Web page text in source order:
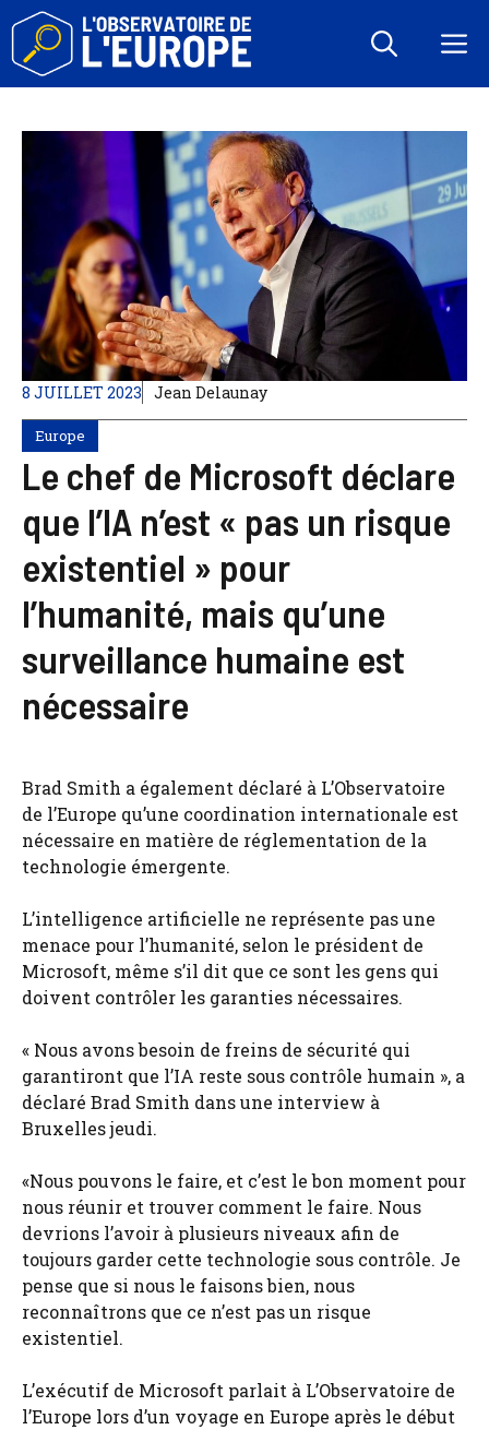
Aller
contenu
8 JUILLET 2023 Jean Delaunay
Europe
Le chef de Microsoft déclare
que l’IA n’est « pas un risque
existentiel » pour
l’humanité, mais qu’une
surveillance humaine est
nécessaire
Brad Smith a également déclaré à L’Observatoire
de l’Europe qu’une coordination internationale est
nécessaire en matière de réglementation de la
technologie émergente.
L’intelligence artificielle ne représente pas une
menace pour l’humanité, selon le président de
Microsoft, même s’il dit que ce sont les gens qui
doivent contrôler les garanties nécessaires.
« Nous avons besoin de freins de sécurité qui
garantiront que l’IA reste sous contrôle humain », a
déclaré Brad Smith dans une interview à
Bruxelles jeudi.
«Nous pouvons le faire, et c’est le bon moment pour
nous réunir et trouver comment le faire. Nous
devrions l’avoir à plusieurs niveaux afin de
toujours garder cette technologie sous contrôle. Je
pense que si nous le faisons bien, nous
reconnaîtrons que ce n’est pas un risque
existentiel.
L’exécutif de Microsoft parlait à L’Observatoire de
l’Europe lors d’un voyage en Europe après le début